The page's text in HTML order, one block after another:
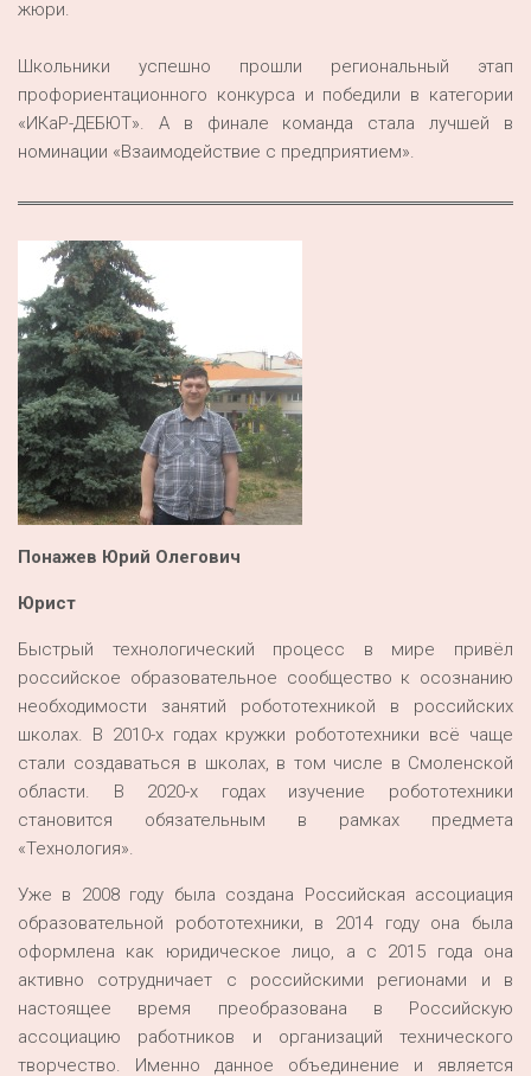
жюри.
Школьники успешно прошли региональный этап
профориентационного конкурса и победили в категории
«ИКаР-ДЕБЮТ». А в финале команда стала лучшей в
номинации «Взаимодействие с предприятием».
Понажев Юрий Олегович
Юрист
Быстрый технологический процесс в мире привёл
российское образовательное сообщество к осознанию
необходимости занятий робототехникой в российских
школах. В 2010-х годах кружки робототехники всё чаще
стали создаваться в школах, в том числе в Смоленской
области. В 2020-х годах изучение робототехники
становится обязательным в рамках предмета
«Технология».
Уже в 2008 году была создана Российская ассоциация
образовательной робототехники, в 2014 году она была
оформлена как юридическое лицо, а с 2015 года она
активно сотрудничает с российскими регионами и в
настоящее время преобразована в Российскую
ассоциацию работников и организаций технического
творчество. Именно данное объединение и является